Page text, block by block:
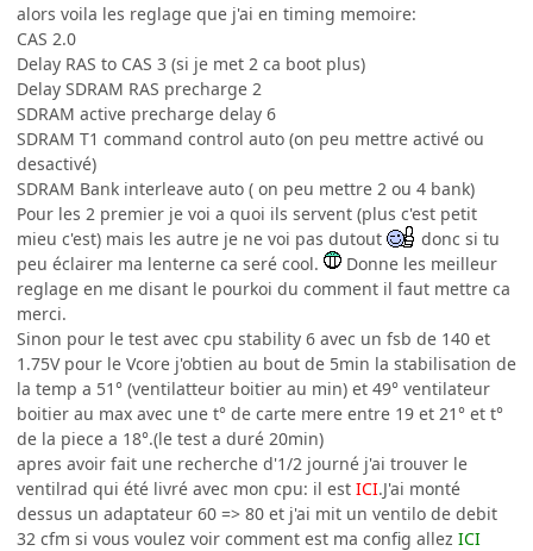
alors voila les reglage que j'ai en timing memoire:
CAS 2.0
Delay RAS to CAS 3 (si je met 2 ca boot plus)
Delay SDRAM RAS precharge 2
SDRAM active precharge delay 6
SDRAM T1 command control auto (on peu mettre activé ou
desactivé)
SDRAM Bank interleave auto ( on peu mettre 2 ou 4 bank)
Pour les 2 premier je voi a quoi ils servent (plus c'est petit
mieu c'est) mais les autre je ne voi pas dutout
donc si tu
peu éclairer ma lenterne ca seré cool.
Donne les meilleur
reglage en me disant le pourkoi du comment il faut mettre ca
merci.
Sinon pour le test avec cpu stability 6 avec un fsb de 140 et
1.75V pour le Vcore j'obtien au bout de 5min la stabilisation de
la temp a 51° (ventilatteur boitier au min) et 49° ventilateur
boitier au max avec une t° de carte mere entre 19 et 21° et t°
de la piece a 18°.(le test a duré 20min)
apres avoir fait une recherche d'1/2 journé j'ai trouver le
ventilrad qui été livré avec mon cpu: il est ICI.J'ai monté
dessus un adaptateur 60 => 80 et j'ai mit un ventilo de debit
32 cfm si vous voulez voir comment est ma config allez ICI